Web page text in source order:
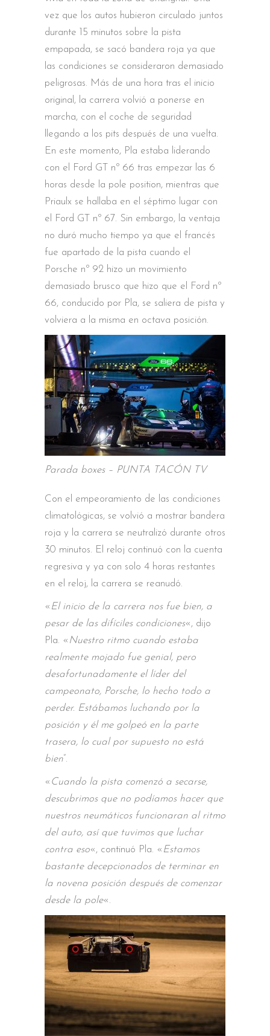
vez que los autos hubieron circulado juntos
durante 15 minutos sobre la pista
empapada, se sacó bandera roja ya que
las condiciones se consideraron demasiado
peligrosas. Más de una hora tras el inicio
original, la carrera volvió a ponerse en
marcha, con el coche de seguridad
llegando a los pits después de una vuelta.
En este momento, Pla estaba liderando
con el Ford GT nº 66 tras empezar las 6
horas desde la pole position, mientras que
Priaulx se hallaba en el séptimo lugar con
el Ford GT nº 67. Sin embargo, la ventaja
no duró mucho tiempo ya que el francés
fue apartado de la pista cuando el
Porsche nº 92 hizo un movimiento
demasiado brusco que hizo que el Ford nº
66, conducido por Pla, se saliera de pista y
volviera a la misma en octava posición.
Parada boxes – PUNTA TACÓN TV
Con el empeoramiento de las condiciones
climatológicas, se volvió a mostrar bandera
roja y la carrera se neutralizó durante otros
30 minutos. El reloj continuó con la cuenta
regresiva y ya con solo 4 horas restantes
en el reloj, la carrera se reanudó.
« El inicio de la carrera nos fue bien, a
pesar de las difíciles condiciones«, dijo
Pla. « Nuestro ritmo cuando estaba
realmente mojado fue genial, pero
desafortunadamente el líder del
campeonato, Porsche, lo hecho todo a
perder. Estábamos luchando por la
posición y él me golpeó en la parte
trasera, lo cual por supuesto no está
bien”.
« Cuando la pista comenzó a secarse,
descubrimos que no podíamos hacer que
nuestros neumáticos funcionaran al ritmo
del auto, así que tuvimos que luchar
contra eso«, continuó Pla. « Estamos
bastante decepcionados de terminar en
la novena posición después de comenzar
desde la pole«.